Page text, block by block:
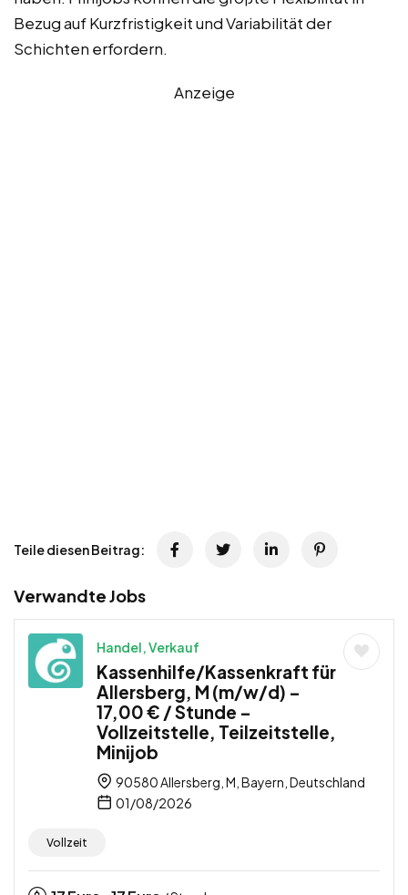
Bezug auf Kurzfristigkeit und Variabilität der
Schichten erfordern.
Anzeige
Teile diesen Beitrag:
Verwandte Jobs
Handel, Verkauf
Kassenhilfe/Kassenkraft für
Allersberg, M (m/w/d) –
17,00 € / Stunde –
Vollzeitstelle, Teilzeitstelle,
Minijob
90580 Allersberg, M, Bayern, Deutschland
01/08/2026
Vollzeit